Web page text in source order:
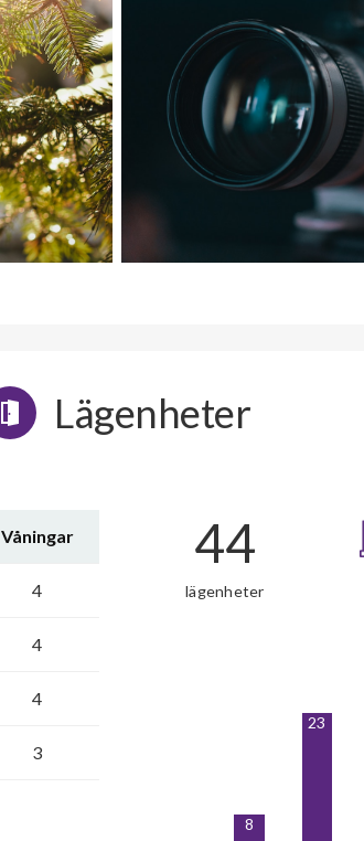
Lägenheter
Våningar
4
4
4
3
44
lägenheter
8
23